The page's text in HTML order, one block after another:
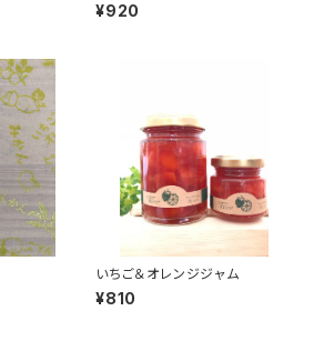
¥920
いちご＆オレンジジャム
¥810